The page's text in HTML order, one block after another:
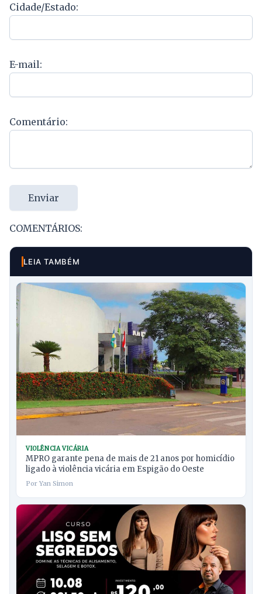
Cidade/Estado:
E-mail:
Comentário:
Enviar
COMENTÁRIOS:
LEIA TAMBÉM
VIOLÊNCIA VICÁRIA
MPRO garante pena de mais de 21 anos por homicídio
ligado à violência vicária em Espigão do Oeste
Por Yan Simon